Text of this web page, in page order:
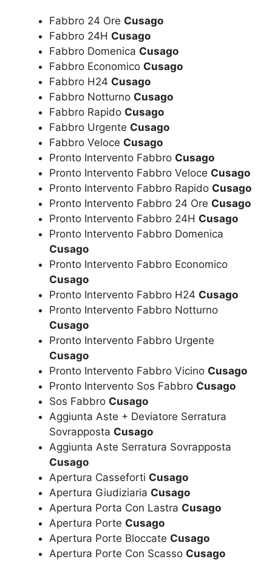
Fabbro 24 Ore Cusago
Fabbro 24H Cusago
Fabbro Domenica Cusago
Fabbro Economico Cusago
Fabbro H24 Cusago
Fabbro Notturno Cusago
Fabbro Rapido Cusago
Fabbro Urgente Cusago
Fabbro Veloce Cusago
Pronto Intervento Fabbro Cusago
Pronto Intervento Fabbro Veloce Cusago
Pronto Intervento Fabbro Rapido Cusago
Pronto Intervento Fabbro 24 Ore Cusago
Pronto Intervento Fabbro 24H Cusago
Pronto Intervento Fabbro Domenica
Cusago
Pronto Intervento Fabbro Economico
Cusago
Pronto Intervento Fabbro H24 Cusago
Pronto Intervento Fabbro Notturno
Cusago
Pronto Intervento Fabbro Urgente
Cusago
Pronto Intervento Fabbro Vicino Cusago
Pronto Intervento Sos Fabbro Cusago
Sos Fabbro Cusago
Aggiunta Aste + Deviatore Serratura
Sovrapposta Cusago
Aggiunta Aste Serratura Sovrapposta
Cusago
Apertura Casseforti Cusago
Apertura Giudiziaria Cusago
Apertura Porta Con Lastra Cusago
Apertura Porte Cusago
Apertura Porte Bloccate Cusago
Apertura Porte Con Scasso Cusago